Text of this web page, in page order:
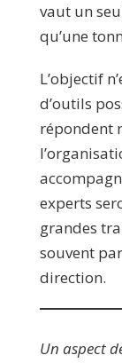
vaut un
qu’une
L’objectif
d’outils
répondent
experts
grandes
souvent
direction.
Un aspect